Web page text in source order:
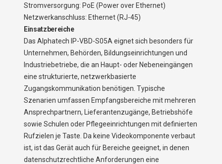
Stromversorgung: PoE (Power over Ethernet)
Netzwerkanschluss: Ethernet (RJ-45)
Einsatzbereiche
Das Alphatech IP-VBD-S05A eignet sich besonders für
Unternehmen, Behörden, Bildungseinrichtungen und
Industriebetriebe, die an Haupt- oder Nebeneingängen
eine strukturierte, netzwerkbasierte
Zugangskommunikation benötigen. Typische
Szenarien umfassen Empfangsbereiche mit mehreren
Ansprechpartnern, Lieferantenzugänge, Betriebshöfe
sowie Schulen oder Pflegeeinrichtungen mit definierten
Rufzielen je Taste. Da keine Videokomponente verbaut
ist, ist das Gerät auch für Bereiche geeignet, in denen
datenschutzrechtliche Anforderungen eine